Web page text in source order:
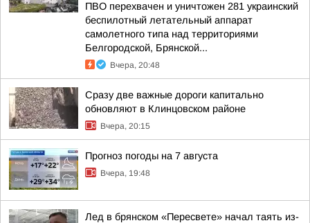
ПВО перехвачен и уничтожен 281 украинский
беспилотный летательный аппарат
самолетного типа над территориями
Белгородской, Брянской...
Вчера, 20:48
Сразу две важные дороги капитально
обновляют в Клинцовском районе
Вчера, 20:15
Прогноз погоды на 7 августа
Вчера, 19:48
Лед в брянском «Пересвете» начал таять из-